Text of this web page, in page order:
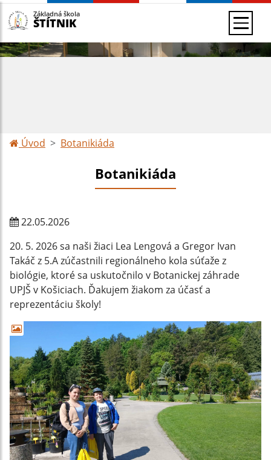
Základná škola
ŠTÍTNIK
Úvod Botanikiáda
Botanikiáda
22.05.2026
20. 5. 2026 sa naši žiaci Lea Lengová a Gregor Ivan
Takáč z 5.A zúčastnili regionálneho kola súťaže z
biológie, ktoré sa uskutočnilo v Botanickej záhrade
UPJŠ v Košiciach. Ďakujem žiakom za účasť a
reprezentáciu školy!